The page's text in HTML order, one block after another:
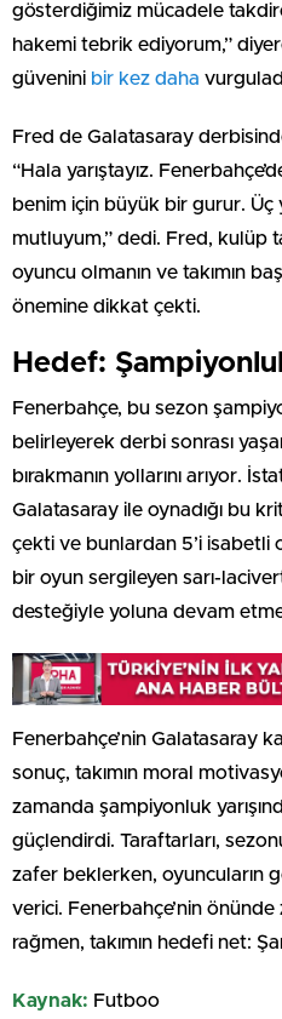
gösterdiğimiz mücadele
hakemi tebrik ediyorum,”
güvenini bir kez daha
Fred de Galatasaray
“Hala yarıştayız.
benim için büyük bir gurur. Üç
mutluyum,” dedi. Fred, kulüp
oyuncu olmanın ve takımın
önemine dikkat çekti.
Hedef:
Fenerbahçe, bu sezon
belirleyerek derbi sonrası
bırakmanın yollarını arıyor.
Galatasaray ile oynadığı bu
çekti ve bunlardan 5’i isabetli
bir oyun sergileyen sarı-
desteğiyle yoluna devam
Fenerbahçe’nin Galatasaray
sonuç, takımın moral
zamanda şampiyonluk
güçlendirdi. Taraftarları,
zafer beklerken, oyuncuların
verici. Fenerbahçe’nin
rağmen, takımın hedefi net:
Kaynak: Futboo